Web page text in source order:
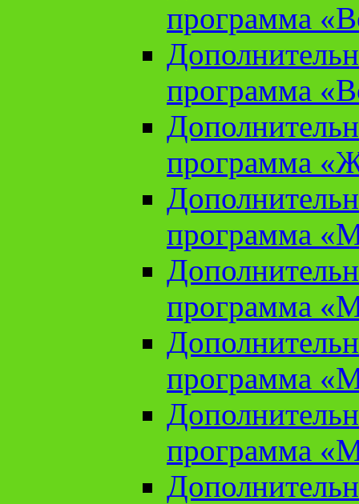
программа
программа
программа
программа
программа
программа
программа